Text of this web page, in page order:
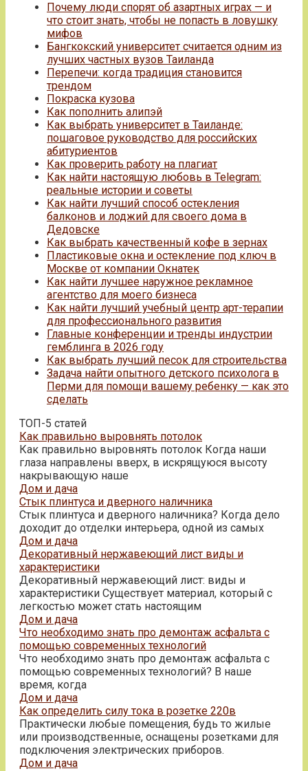
Почему люди спорят об азартных играх — и
что стоит знать, чтобы не попасть в ловушку
мифов
Бангкокский университет считается одним из
лучших частных вузов Таиланда
Перепечи: когда традиция становится
трендом
Покраска кузова
Как пополнить алипэй
Как выбрать университет в Таиланде:
пошаговое руководство для российских
абитуриентов
Как проверить работу на плагиат
Как найти настоящую любовь в Telegram:
реальные истории и советы
Как найти лучший способ остекления
балконов и лоджий для своего дома в
Дедовске
Как выбрать качественный кофе в зернах
Пластиковые окна и остекление под ключ в
Москве от компании Окнатек
Как найти лучшее наружное рекламное
агентство для моего бизнеса
Как найти лучший учебный центр арт-терапии
для профессионального развития
Главные конференции и тренды индустрии
гемблинга в 2026 году
Как выбрать лучший песок для строительства
Задача найти опытного детского психолога в
Перми для помощи вашему ребенку — как это
сделать
ТОП-5 статей
Как правильно выровнять потолок
Как правильно выровнять потолок Когда наши
глаза направлены вверх, в искрящуюся высоту
накрывающую наше
Дом и дача
Стык плинтуса и дверного наличника
Стык плинтуса и дверного наличника? Когда дело
доходит до отделки интерьера, одной из самых
Дом и дача
Декоративный нержавеющий лист виды и
характеристики
Декоративный нержавеющий лист: виды и
характеристики Существует материал, который с
легкостью может стать настоящим
Дом и дача
Что необходимо знать про демонтаж асфальта с
помощью современных технологий
Что необходимо знать про демонтаж асфальта с
помощью современных технологий? В наше
время, когда
Дом и дача
Как определить силу тока в розетке 220в
Практически любые помещения, будь то жилые
или производственные, оснащены розетками для
подключения электрических приборов.
Дом и дача